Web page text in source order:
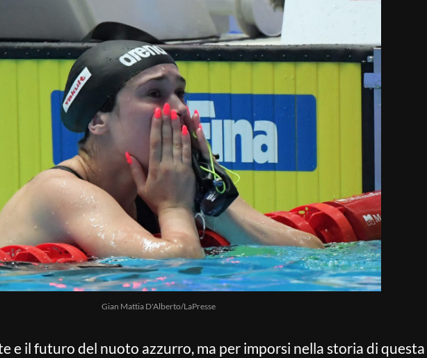
Gian Mattia D'Alberto/LaPresse
e il futuro del nuoto azzurro, ma per imporsi nella storia di